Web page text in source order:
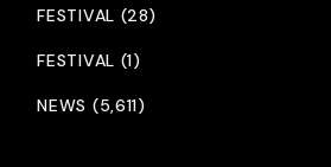
FESTIVAL (28)
FESTIVAL (1)
NEWS (5,611)